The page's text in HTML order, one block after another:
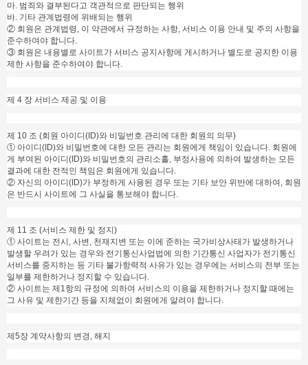
마. 범죄와 결부된다고 객관적으로 판단되는 행위
바. 기타 관계법령에 위배되는 행위
② 회원은 관계법령, 이 약관에서 규정하는 사항, 서비스 이용 안내 및 주의 사항을
준수하여야 합니다.
③ 회원은 내용별로 사이트가 서비스 공지사항에 게시하거나 별도로 공지한 이용
제한 사항을 준수하여야 합니다.
제 4 장 서비스 제공 및 이용
제 10 조 (회원 아이디(ID)와 비밀번호 관리에 대한 회원의 의무)
① 아이디(ID)와 비밀번호에 대한 모든 관리는 회원에게 책임이 있습니다. 회원에
게 부여된 아이디(ID)와 비밀번호의 관리소홀, 부정사용에 의하여 발생하는 모든
결과에 대한 전적인 책임은 회원에게 있습니다.
② 자신의 아이디(ID)가 부정하게 사용된 경우 또는 기타 보안 위반에 대하여, 회원
은 반드시 사이트에 그 사실을 통보해야 합니다.
제 11 조 (서비스 제한 및 정지)
① 사이트는 전시, 사변, 천재지변 또는 이에 준하는 국가비상사태가 발생하거나
발생할 우려가 있는 경우와 전기통신사업법에 의한 기간통신 사업자가 전기통신
서비스를 중지하는 등 기타 불가항력적 사유가 있는 경우에는 서비스의 전부 또는
일부를 제한하거나 정지할 수 있습니다.
② 사이트는 제1항의 규정에 의하여 서비스의 이용을 제한하거나 정지할 때에는
그 사유 및 제한기간 등을 지체없이 회원에게 알려야 합니다.
제5장 계약사항의 변경, 해지